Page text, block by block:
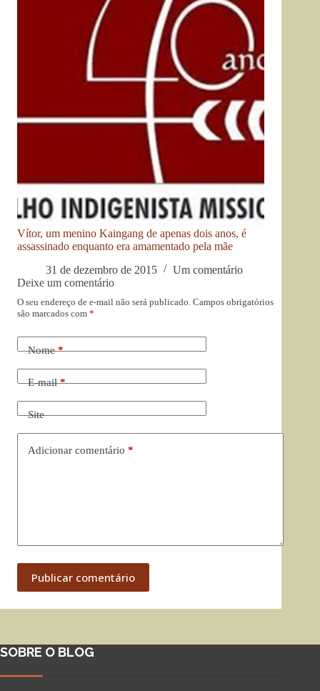
Vítor, um menino Kaingang de apenas dois anos, é
assassinado enquanto era amamentado pela mãe
31 de dezembro de 2015
Um comentário
Deixe um comentário
O seu endereço de e-mail não será publicado. Campos obrigatórios
são marcados com *
Nome*
E-mail*
Site
Adicionar comentário *
Publicar comentário
SOBRE O BLOG